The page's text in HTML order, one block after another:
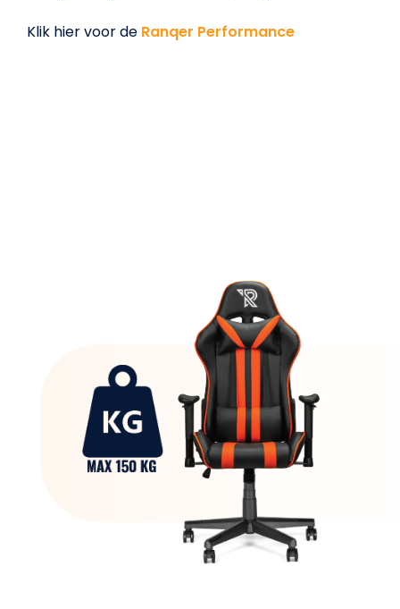
Klik hier voor de Ranqer Performance